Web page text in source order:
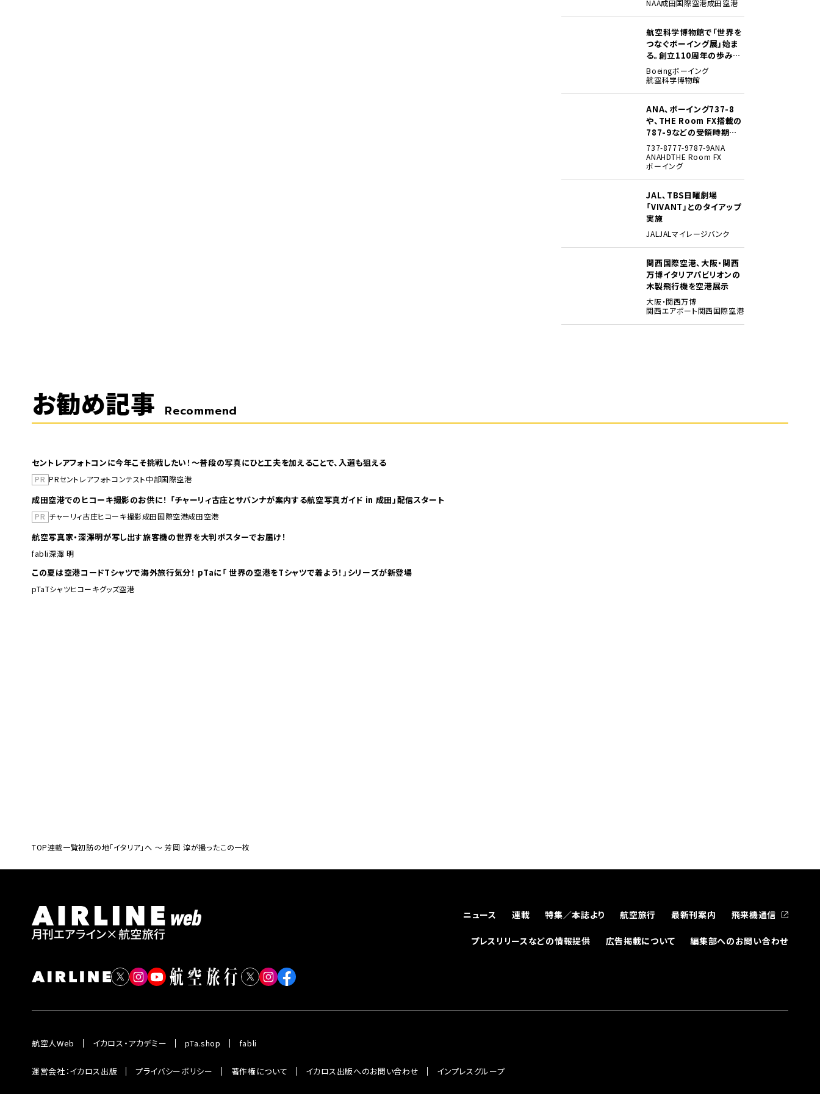
NAA成田国際空港成田空港
航空科学博物館で「世界を
つなぐボーイング展」始ま
る。創立110周年の歩みを
貴重な資料でたどる
Boeingボーイング
航空科学博物館
ANA、ボーイング737-8
や、THE Room FX搭載の
787-9などの受領時期見
込みを明らかに
737-8777-9787-9ANA
ANAHDTHE Room FX
ボーイング
JAL、TBS日曜劇場
「VIVANT」とのタイアップ
実施
JALJALマイレージバンク
関西国際空港、大阪・関西
万博イタリアパビリオンの
木製飛行機を空港展示
大阪・関西万博
関西エアポート関西国際空港
お勧め記事 Recommend
セントレアフォトコンに今年こそ挑戦したい！～普段の写真にひと工夫を加えることで、入選も狙える
PR PRセントレアフォトコンテスト中部国際空港
成田空港でのヒコーキ撮影のお供に！ 「チャーリィ古庄とサバンナが案内する航空写真ガイド in 成田」配信スタート
PR チャーリィ古庄ヒコーキ撮影成田国際空港成田空港
航空写真家・深澤明が写し出す旅客機の世界を大判ポスターでお届け！
fabli深澤 明
この夏は空港コードTシャツで海外旅行気分！ pTaに「 世界の空港をTシャツで着よう！」シリーズが新登場
pTaTシャツヒコーキグッズ空港
TOP連載一覧初訪の地「イタリア」へ ～ 芳岡 淳が撮ったこの一枚
ニュース 連載 特集／本誌より 航空旅行 最新刊案内 飛来機通信
プレスリリースなどの情報提供 広告掲載について 編集部へのお問い合わせ
航空人Web イカロス・アカデミー pTa.shop fabli
運営会社：イカロス出版 プライバシーポリシー 著作権について イカロス出版へのお問い合わせ インプレスグループ